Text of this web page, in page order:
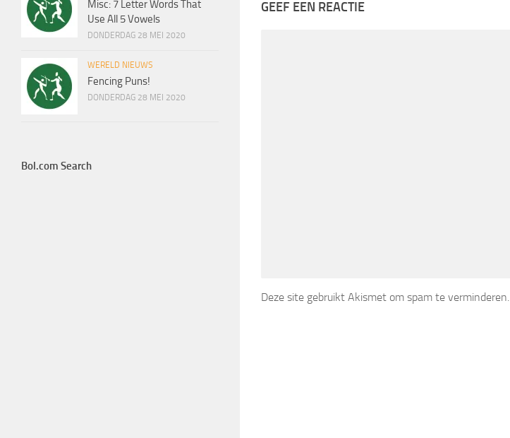
GEEF EEN REACTIE
Deze site gebruikt Akismet om spam te verminderen.
Misc: 7 Letter Words That
Use All 5 Vowels
DONDERDAG 28 MEI 2020
WERELD NIEUWS
Fencing Puns!
DONDERDAG 28 MEI 2020
Bol.com Search